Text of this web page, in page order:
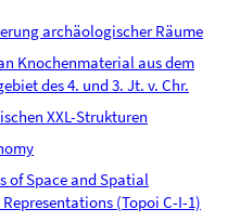
archäologischer Räume
Knochenmaterial aus dem
des 4. und 3. Jt. v. Chr.
XXL-Strukturen
of Space and Spatial
(Topoi C-I-1)